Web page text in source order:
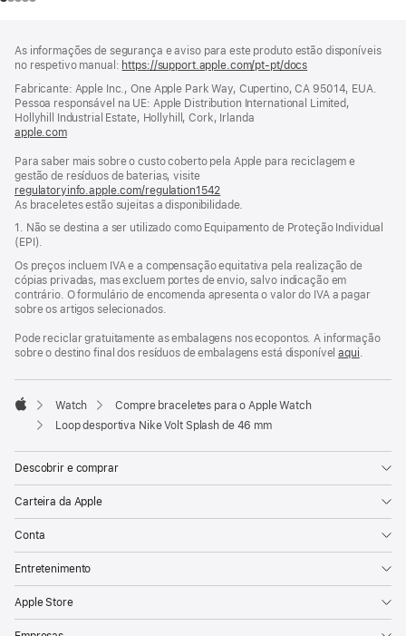
de
rodapé
As informações de segurança e aviso para este produto estão disponíveis
no respetivo manual: https://support.apple.com/pt-pt/docs
nova
janela)
Fabricante: Apple Inc., One Apple Park Way, Cupertino, CA 95014, EUA.
Pessoa responsável na UE: Apple Distribution International Limited,
Hollyhill Industrial Estate, Hollyhill, Cork, Irlanda
apple.com(abre
nova
janela)
Para saber mais sobre o custo coberto pela Apple para reciclagem e
gestão de resíduos de baterias, visite
regulatoryinfo.apple.com/regulation1542
numa
nova
janela)
As braceletes estão sujeitas a disponibilidade.
1. Não se destina a ser utilizado como Equipamento de Proteção Individual
(EPI).
Os preços incluem IVA e a compensação equitativa pela realização de
cópias privadas, mas excluem portes de envio, salvo indicação em
contrário. O formulário de encomenda apresenta o valor do IVA a pagar
sobre os artigos selecionados.
Pode reciclar gratuitamente as embalagens nos ecopontos. A informação
sobre o destino final dos resíduos de embalagens está disponívelaqui.
Apple
Watch
Compre braceletes para o Apple Watch
Loop desportiva Nike Volt Splash de 46 mm
Descobrir e comprar
Carteira da Apple
Conta
Entretenimento
Apple Store